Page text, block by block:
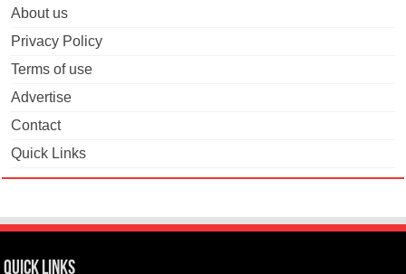
About us
Privacy Policy
Terms of use
Advertise
Contact
Quick Links
Quick Links